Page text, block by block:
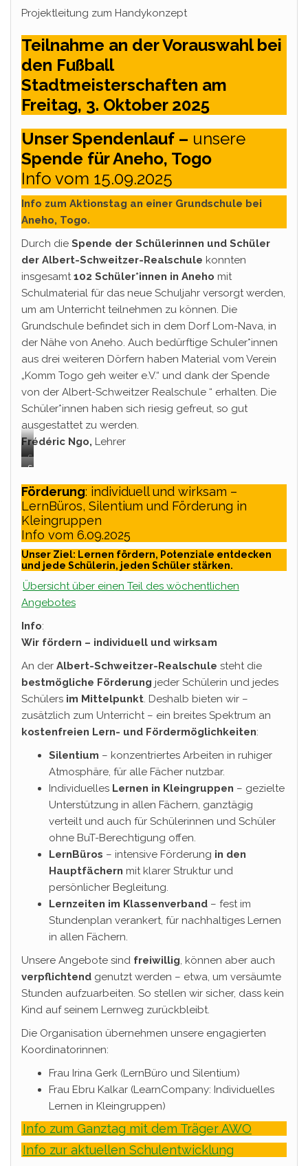
Projektleitung zum Handykonzept
Teilnahme an der Vorauswahl bei
den Fußball
Stadtmeisterschaften am
Freitag, 3. Oktober 2025
Unser Spendenlauf – unsere
Spende für Aneho, Togo
Info vom 15.09.2025
Info zum Aktionstag an einer Grundschule bei
Aneho, Togo.
Durch die Spende der Schülerinnen und Schüler
der Albert-Schweitzer-Realschule konnten
insgesamt102 Schüler*innen in Aneho mit
Schulmaterial für das neue Schuljahr versorgt werden,
um am Unterricht teilnehmen zu können. Die
Grundschule befindet sich in dem Dorf Lom-Nava, in
der Nähe von Aneho. Auch bedürftige Schuler*innen
aus drei weiteren Dörfern haben Material vom Verein
„Komm Togo geh weiter e.V.“ und dank der Spende
von der Albert-Schweitzer Realschule “ erhalten. Die
Schüler*innen haben sich riesig gefreut, so gut
ausgestattet zu werden.
Frédéric Ngo, Lehrer
S
p
e
n
d
e
f
ü
r
o
g
S
e
n
d
e
ü
r
T
o
o
Förderung: individuell und wirksam –
LernBüros, Silentium und Förderung in
Kleingruppen
Info vom 6.09.2025
Unser Ziel: Lernen fördern, Potenziale entdecken
und jede Schülerin, jeden Schüler stärken.
Übersicht über einen Teil des wöchentlichen
Angebotes
Info:
Wir fördern – individuell und wirksam
An der Albert-Schweitzer-Realschule steht die
bestmögliche Förderung jeder Schülerin und jedes
Schülers im Mittelpunkt. Deshalb bieten wir –
zusätzlich zum Unterricht – ein breites Spektrum an
kostenfreien Lern- und Fördermöglichkeiten:
Silentium – konzentriertes Arbeiten in ruhiger
Atmosphäre, für alle Fächer nutzbar.
Individuelles Lernen in Kleingruppen – gezielte
Unterstützung in allen Fächern, ganztägig
verteilt und auch für Schülerinnen und Schüler
ohne BuT-Berechtigung offen.
LernBüros – intensive Förderung in den
Hauptfächern mit klarer Struktur und
persönlicher Begleitung.
Lernzeiten im Klassenverband – fest im
Stundenplan verankert, für nachhaltiges Lernen
in allen Fächern.
Unsere Angebote sind freiwillig, können aber auch
verpflichtend genutzt werden – etwa, um versäumte
Stunden aufzuarbeiten. So stellen wir sicher, dass kein
Kind auf seinem Lernweg zurückbleibt.
Die Organisation übernehmen unsere engagierten
Koordinatorinnen:
Frau Irina Gerk (LernBüro und Silentium)
Frau Ebru Kalkar (LearnCompany: Individuelles
Lernen in Kleingruppen)
Info zum Ganztag mit dem Träger AWO
Info zur aktuellen Schulentwicklung